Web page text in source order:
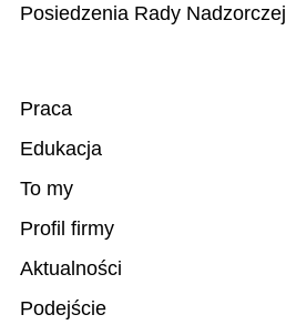
Posiedzenia Rady Nadzorczej
Praca
Edukacja
To my
Profil firmy
Aktualności
Podejście